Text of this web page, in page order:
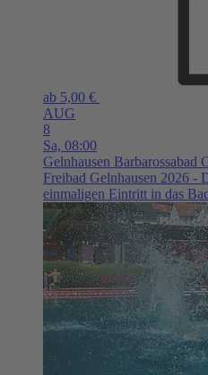
ab 5,00 €
AUG
8
Sa, 08:00
Gelnhausen Barbarossabad
Freibad Gelnhausen 2026 -
einmaligen Eintritt in das